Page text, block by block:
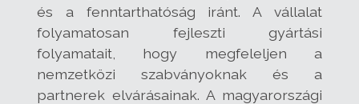
és a fenntarthatóság iránt. A vállalat
folyamatosan fejleszti gyártási
folyamatait, hogy megfeleljen a
nemzetközi szabványoknak és a
partnerek elvárásainak. A magyarországi